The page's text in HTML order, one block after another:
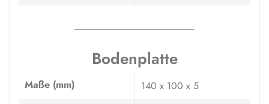
Bodenplatte
Maße (mm)
140 x 100 x 5